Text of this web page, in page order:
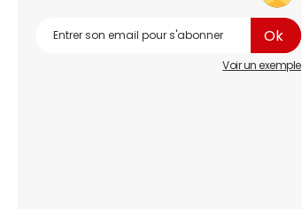
Voir un exemple